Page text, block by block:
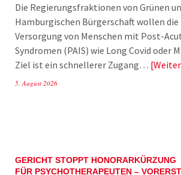
Die Regierungsfraktionen von Grünen
Hamburgischen Bürgerschaft wollen
Versorgung von Menschen mit Post-
Syndromen (PAIS) wie Long Covid oder
Ziel ist ein schnellerer Zugang…
5. August 2026
GERICHT STOPPT HONORARKÜRZUNG
FÜR PSYCHOTHERAPEUTEN – VORERST